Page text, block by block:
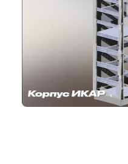
Корпус ИКАР